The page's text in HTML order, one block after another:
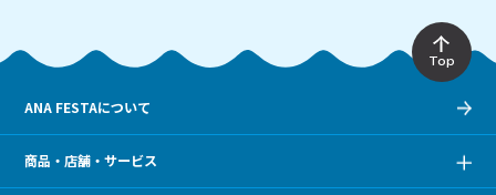
Top
ANA FESTAについて
商品・店舗・サービス